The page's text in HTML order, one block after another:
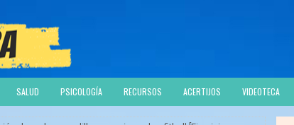
SALUD PSICOLOGÍA RECURSOS ACERTIJOS VIDEOTECA